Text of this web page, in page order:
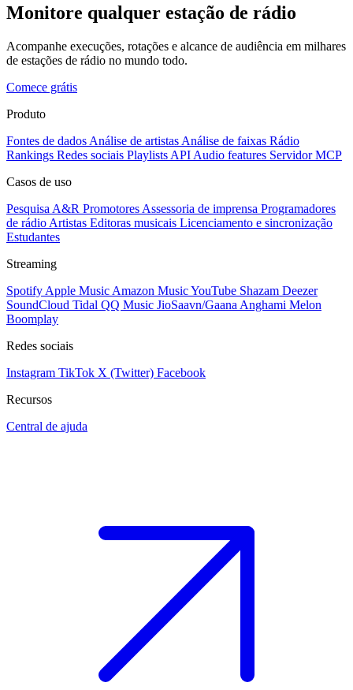
Monitore qualquer estação de rádio
Acompanhe execuções, rotações e alcance de audiência em milhares
de estações de rádio no mundo todo.
Comece grátis
Produto
Fontes de dados Análise de artistas Análise de faixas Rádio
Rankings Redes sociais Playlists API Audio features Servidor MCP
Casos de uso
Pesquisa A&R Promotores Assessoria de imprensa Programadores
de rádio Artistas Editoras musicais Licenciamento e sincronização
Estudantes
Streaming
Spotify Apple Music Amazon MusicYouTube Shazam Deezer
SoundCloud Tidal QQ Music JioSaavn/Gaana Anghami Melon
Boomplay
Redes sociais
Instagram TikTok X (Twitter) Facebook
Recursos
Central de ajuda